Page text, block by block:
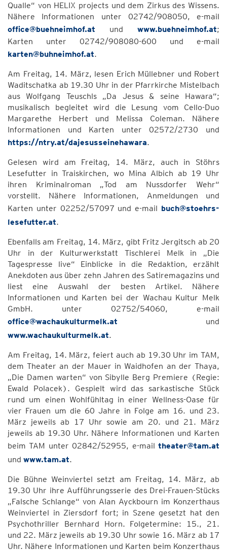
Qualle“ von HELIX projects und dem Zirkus des Wissens.
Nähere Informationen unter 02742/908050, e-mail
office@buehneimhof.at und www.buehneimhof.at;
Karten unter 02742/908080-600 und e-mail
karten@buhneimhof.at.
Am Freitag, 14. März, lesen Erich Müllebner und Robert
Waditschatka ab 19.30 Uhr in der Pfarrkirche Mistelbach
aus Wolfgang Teuschls „Da Jesus & seine Hawara“;
musikalisch begleitet wird die Lesung vom Cello-Duo
Margarethe Herbert und Melissa Coleman. Nähere
Informationen und Karten unter 02572/2730 und
https://ntry.at/dajesusseinehawara.
Gelesen wird am Freitag, 14. März, auch in Stöhrs
Lesefutter in Traiskirchen, wo Mina Albich ab 19 Uhr
ihren Kriminalroman „Tod am Nussdorfer Wehr“
vorstellt. Nähere Informationen, Anmeldungen und
Karten unter 02252/57097 und e-mail buch@stoehrs-
lesefutter.at.
Ebenfalls am Freitag, 14. März, gibt Fritz Jergitsch ab 20
Uhr in der Kulturwerkstatt Tischlerei Melk in „Die
Tagespresse live“ Einblicke in die Redaktion, erzählt
Anekdoten aus über zehn Jahren des Satiremagazins und
liest eine Auswahl der besten Artikel. Nähere
Informationen und Karten bei der Wachau Kultur Melk
GmbH. unter 02752/54060, e-mail
office@wachaukulturmelk.at und
www.wachaukulturmelk.at.
Am Freitag, 14. März, feiert auch ab 19.30 Uhr im TAM,
dem Theater an der Mauer in Waidhofen an der Thaya,
„Die Damen warten“ von Sibylle Berg Premiere (Regie:
Ewald Polacek). Gespielt wird das sarkastische Stück
rund um einen Wohlfühltag in einer Wellness-Oase für
vier Frauen um die 60 Jahre in Folge am 16. und 23.
März jeweils ab 17 Uhr sowie am 20. und 21. März
jeweils ab 19.30 Uhr. Nähere Informationen und Karten
beim TAM unter 02842/52955, e-mail theater@tam.at
und www.tam.at.
Die Bühne Weinviertel setzt am Freitag, 14. März, ab
19.30 Uhr ihre Aufführungsserie des Drei-Frauen-Stücks
„Falsche Schlange“ von Alan Ayckbourn im Konzerthaus
Weinviertel in Ziersdorf fort; in Szene gesetzt hat den
Psychothriller Bernhard Horn. Folgetermine: 15., 21.
und 22. März jeweils ab 19.30 Uhr sowie 16. März ab 17
Uhr. Nähere Informationen und Karten beim Konzerthaus